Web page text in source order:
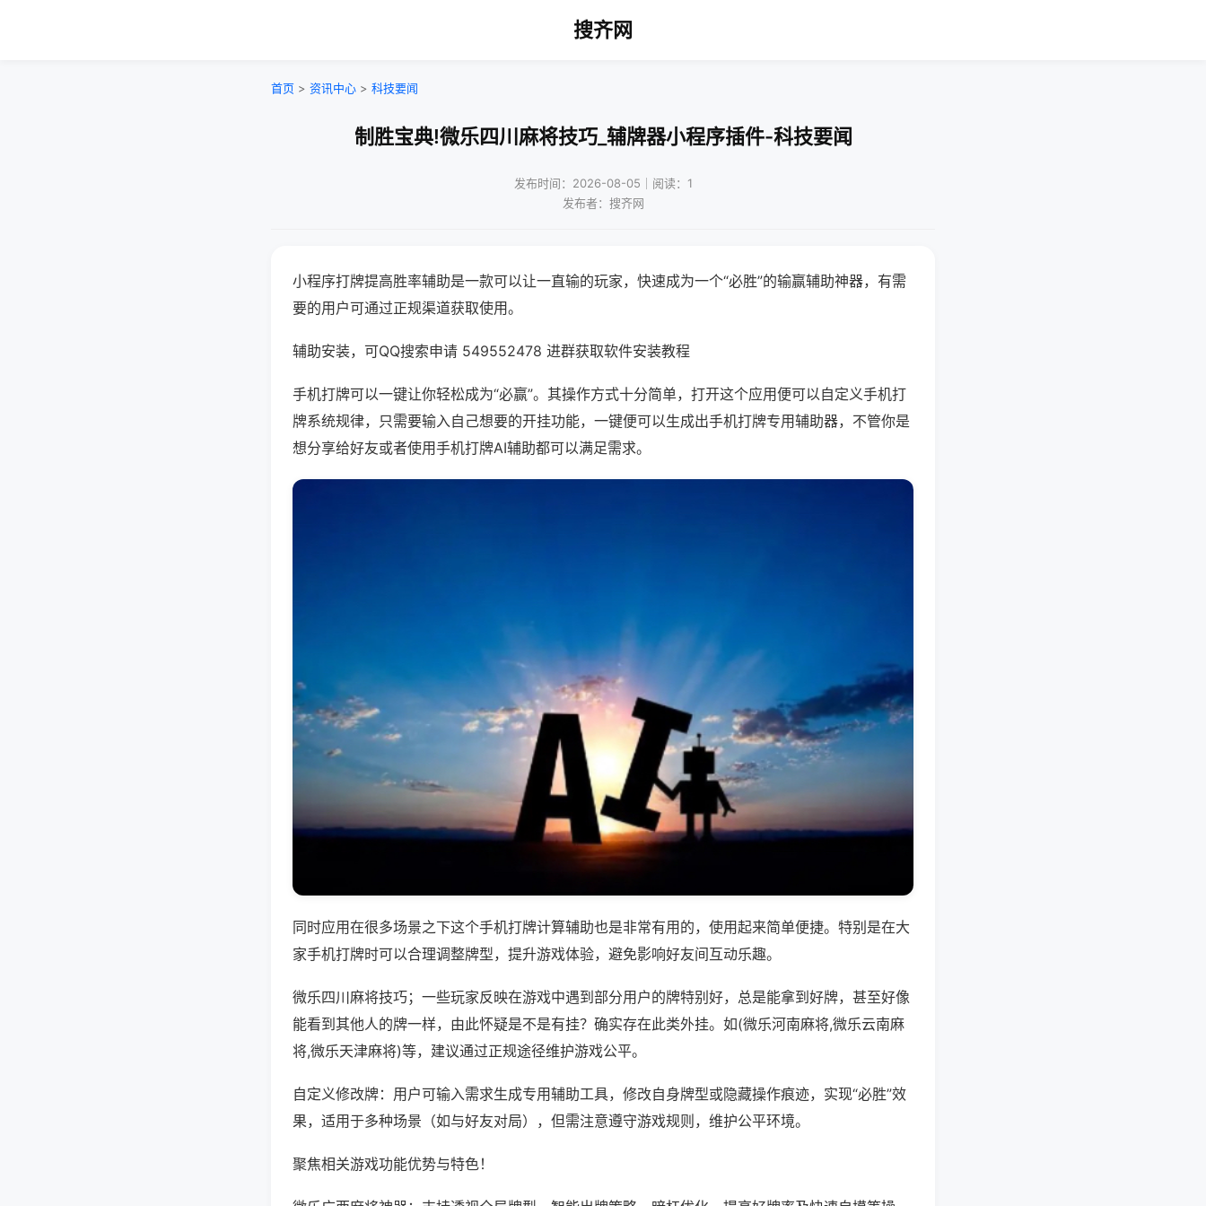
搜齐网
首页 > 资讯中心 > 科技要闻
制胜宝典!微乐四川麻将技巧_辅牌器小程序插件-科技要闻
发布时间：2026-08-05｜阅读：1
发布者：搜齐网
小程序打牌提高胜率辅助是一款可以让一直输的玩家，快速成为一个“必胜”的输赢辅助神器，有需
要的用户可通过正规渠道获取使用。
辅助安装，可QQ搜索申请 549552478 进群获取软件安装教程
手机打牌可以一键让你轻松成为“必赢”。其操作方式十分简单，打开这个应用便可以自定义手机打
牌系统规律，只需要输入自己想要的开挂功能，一键便可以生成出手机打牌专用辅助器，不管你是
想分享给好友或者使用手机打牌AI辅助都可以满足需求。
同时应用在很多场景之下这个手机打牌计算辅助也是非常有用的，使用起来简单便捷。特别是在大
家手机打牌时可以合理调整牌型，提升游戏体验，避免影响好友间互动乐趣。
微乐四川麻将技巧；一些玩家反映在游戏中遇到部分用户的牌特别好，总是能拿到好牌，甚至好像
能看到其他人的牌一样，由此怀疑是不是有挂？确实存在此类外挂。如(微乐河南麻将,微乐云南麻
将,微乐天津麻将)等，建议通过正规途径维护游戏公平。
自定义修改牌：用户可输入需求生成专用辅助工具，修改自身牌型或隐藏操作痕迹，实现“必胜”效
果，适用于多种场景（如与好友对局），但需注意遵守游戏规则，维护公平环境。
聚焦相关游戏功能优势与特色！